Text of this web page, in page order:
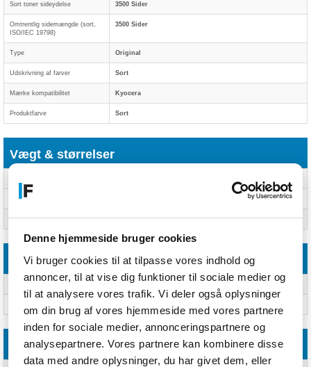
Denne hjemmeside bruger cookies
Vi bruger cookies til at tilpasse vores indhold og
annoncer, til at vise dig funktioner til sociale medier og
til at analysere vores trafik. Vi deler også oplysninger
om din brug af vores hjemmeside med vores partnere
inden for sociale medier, annonceringspartnere og
analysepartnere. Vores partnere kan kombinere disse
data med andre oplysninger, du har givet dem, eller
Sort toner sideydelse 3500 Sider
Omtrentlig sidemængde (sort,
ISO/IEC 19798)
3500 Sider
Type Original
Udskrivning af farver Sort
Mærke kompatibilitet Kyocera
Produktfarve Sort
Vægt & størrelser
Dybde
Højde 120 mm
Andre funktioner
Logistik data